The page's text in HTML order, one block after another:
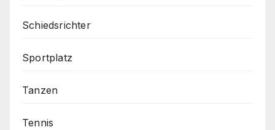
Schiedsrichter
Sportplatz
Tanzen
Tennis